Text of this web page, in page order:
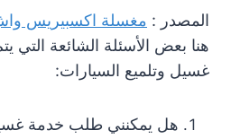
المصدر : مغسلة اكسبيريس
هنا بعض الأسئلة الشائعة
غسيل وتلميع السيارات:
هل يمكنني طلب خدمة